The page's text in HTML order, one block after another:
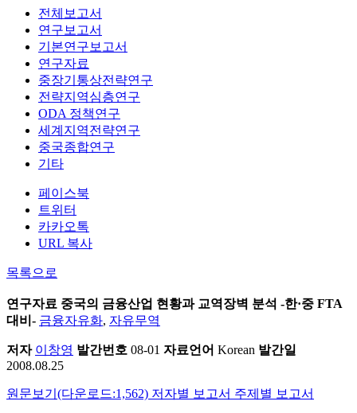
전체보고서
연구보고서
기본연구보고서
연구자료
중장기통상전략연구
전략지역심층연구
ODA 정책연구
세계지역전략연구
중국종합연구
기타
페이스북
트위터
카카오톡
URL 복사
목록으로
연구자료 중국의 금융산업 현황과 교역장벽 분석 -한·중 FTA
대비- 금융자유화, 자유무역
저자 이창영 발간번호 08-01 자료언어 Korean 발간일
2008.08.25
원문보기(다운로드:1,562) 저자별 보고서 주제별 보고서